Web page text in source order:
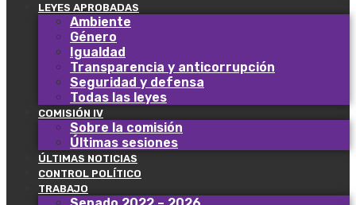
LEYES APROBADAS
Ambiente
Género
Igualdad
Transparencia y anticorrupción
Seguridad y defensa
Todas las leyes
COMISIÓN IV
Sobre la comisión
Últimas sesiones
ÚLTIMAS NOTICIAS
CONTROL POLÍTICO
TRABAJO